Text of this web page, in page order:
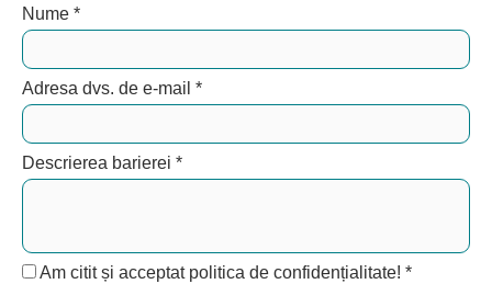
Nume *
Adresa dvs. de e-mail *
Descrierea barierei *
Am citit și acceptat politica de confidențialitate! *